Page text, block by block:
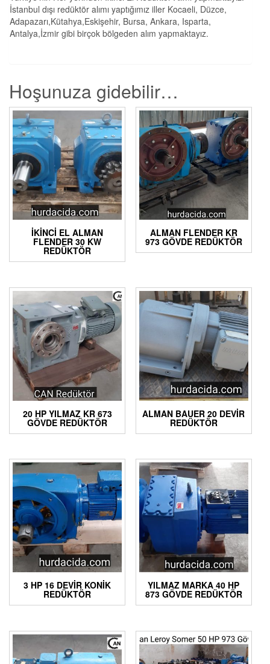
İstanbul dışı redüktör alımı yaptığımız iller Kocaeli, Düzce,
Adapazarı,Kütahya,Eskişehir, Bursa, Ankara, Isparta,
Antalya,İzmir gibi birçok bölgeden alım yapmaktayız.
Hoşunuza gidebilir…
İKINCI EL ALMAN
FLENDER 30 KW
REDÜKTÖR
ALMAN FLENDER KR
973 GÖVDE REDÜKTÖR
20 HP YILMAZ KR 673
GÖVDE REDÜKTÖR
ALMAN BAUER 20 DEVIR
REDÜKTÖR
3 HP 16 DEVIR KONIK
REDÜKTÖR
YILMAZ MARKA 40 HP
873 GÖVDE REDÜKTÖR